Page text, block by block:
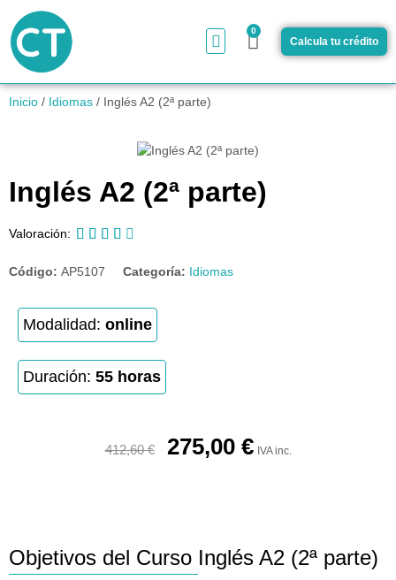
0
Calcula tu crédito
Inicio / Idiomas / Inglés A2 (2ª parte)
Inglés A2 (2ª parte)
Valoración:     
Código: AP5107 Categoría: Idiomas
Modalidad: online
Duración: 55 horas
412,60€ 275,00 € IVA inc.
Objetivos del Curso Inglés A2 (2ª parte)